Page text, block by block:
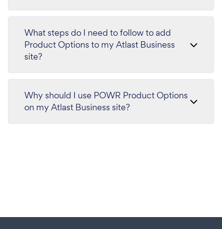
What steps do I need to follow to add
Product Options to my Atlast Business
site?
Why should I use POWR Product Options
on my Atlast Business site?